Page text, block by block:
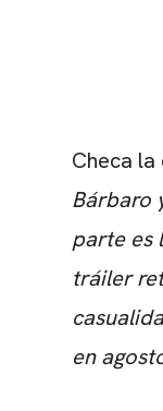
Checa
Bárbaro
parte es
tráiler
en